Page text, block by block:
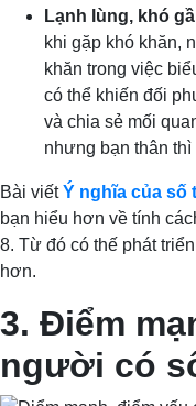
Lạnh lùng, khó
khi gặp khó khăn,
khăn trong việc
có thể khiến đối
và chia sẻ mối
nhưng bạn thân thì
Bài viếtÝ nghĩa của số
bạn hiểu hơn về tính
8. Từ đó có thế phát
hơn.
3. Điểm
người có